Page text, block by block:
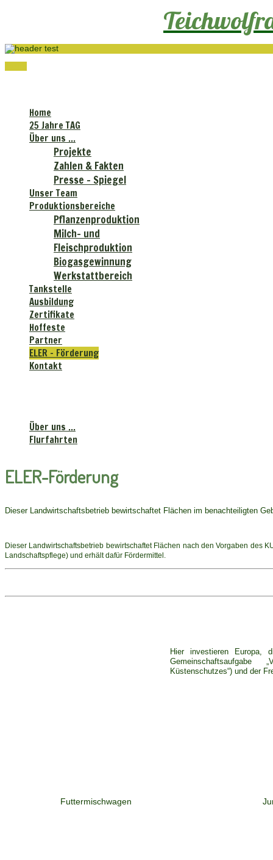
Home
25 Jahre TAG
Über uns ...
Projekte
Zahlen & Fakten
Presse - Spiegel
Unser Team
Produktionsbereiche
Pflanzenproduktion
Milch- und
Fleischproduktion
Biogasgewinnung
Werkstattbereich
Tankstelle
Ausbildung
Zertifikate
Hoffeste
Partner
ELER - Förderung
Kontakt
Über uns ...
Flurfahrten
ELER-Förderung
Dieser Landwirtschaftsbetrieb bewirtschaftet Flächen im benachteiligten
Dieser Landwirtschaftsbetrieb bewirtschaftet Flächen nach den Vorgaben des
Landschaftspflege) und erhält dafür Fördermittel.
Hier investieren Europa,
Küstenschutzes“) und der
Futtermischwagen